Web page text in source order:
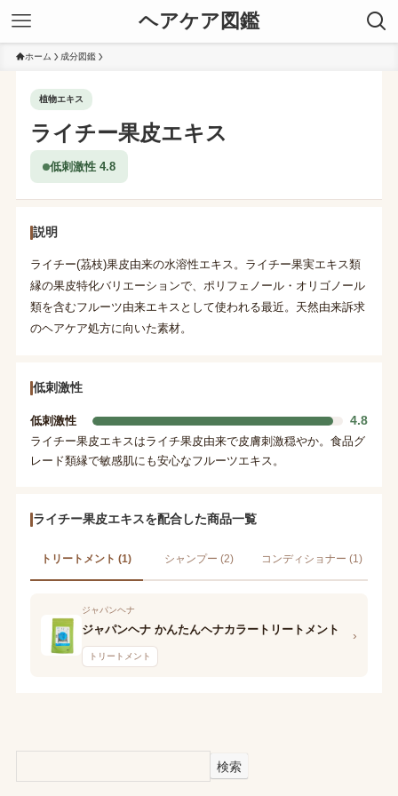
ヘアケア図鑑
ホーム 成分図鑑
植物エキス
ライチー果皮エキス
低刺激性 4.8
説明
ライチー(茘枝)果皮由来の水溶性エキス。ライチー果実エキス類
縁の果皮特化バリエーションで、ポリフェノール・オリゴノール
類を含むフルーツ由来エキスとして使われる最近。天然由来訴求
のヘアケア処方に向いた素材。
低刺激性
低刺激性 4.8
ライチー果皮エキスはライチ果皮由来で皮膚刺激穏やか。食品グ
レード類縁で敏感肌にも安心なフルーツエキス。
ライチー果皮エキスを配合した商品一覧
トリートメント (1) シャンプー (2) コンディショナー (1)
ジャパンヘナ
ジャパンヘナ かんたんヘナカラートリートメント
トリートメント
›
検索